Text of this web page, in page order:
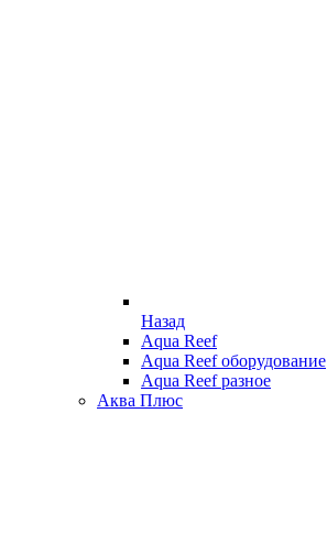
Назад
Aqua Reef
Aqua Reef оборудование
Aqua Reef разное
Аква Плюс